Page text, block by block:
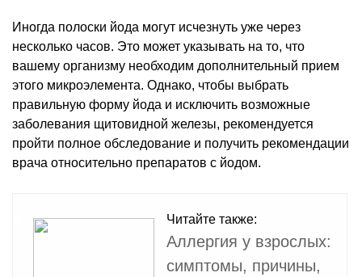
Иногда полоски йода могут исчезнуть уже через
несколько часов. Это может указывать на то, что
вашему организму необходим дополнительный прием
этого микроэлемента. Однако, чтобы выбрать
правильную форму йода и исключить возможные
заболевания щитовидной железы, рекомендуется
пройти полное обследование и получить рекомендации
врача относительно препаратов с йодом.
Читайте также:
Аллергия у взрослых:
симптомы, причины,